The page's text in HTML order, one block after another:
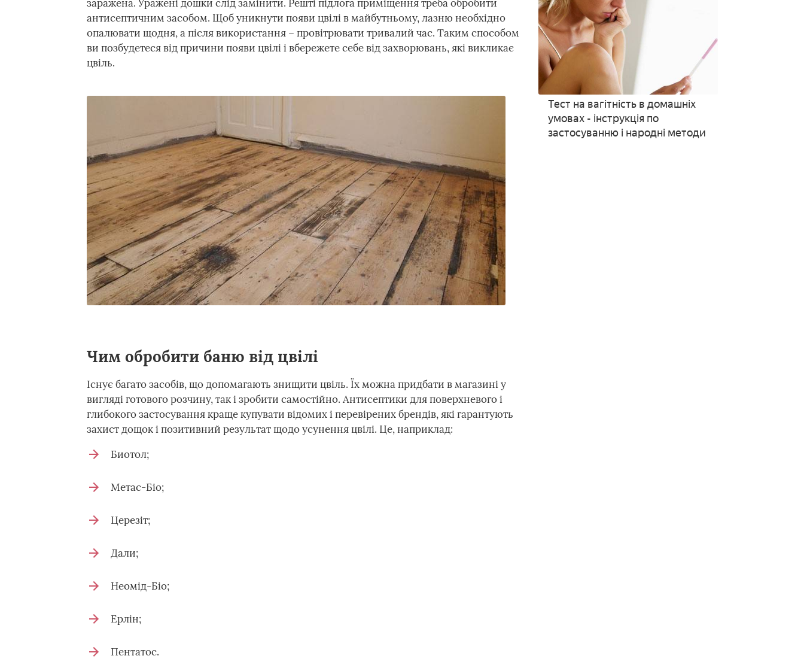
заражена. Уражені дошки слід замінити. Решті підлога приміщення треба обробити
антисептичним засобом. Щоб уникнути появи цвілі в майбутньому, лазню необхідно
опалювати щодня, а після використання – провітрювати тривалий час. Таким способом
ви позбудетеся від причини появи цвілі і вбережете себе від захворювань, які викликає
цвіль.
Чим обробити баню від цвілі
Існує багато засобів, що допомагають знищити цвіль. Їх можна придбати в магазині у
вигляді готового розчину, так і зробити самостійно. Антисептики для поверхневого і
глибокого застосування краще купувати відомих і перевірених брендів, які гарантують
захист дощок і позитивний результат щодо усунення цвілі. Це, наприклад:
Биотол;
Метас-Біо;
Церезіт;
Дали;
Неомід-Біо;
Ерлін;
Пентатос.
Тест на вагітність в домашніх
умовах - інструкція по
застосуванню і народні методи